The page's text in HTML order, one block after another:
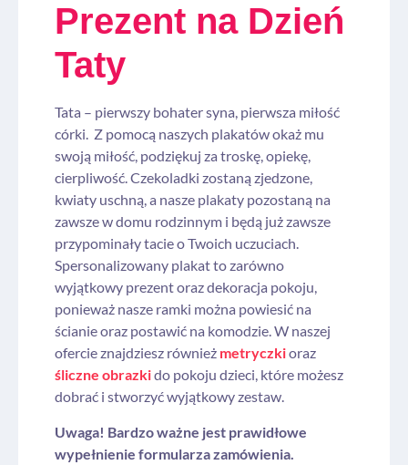
Prezent na Dzień
Taty
Tata – pierwszy bohater syna, pierwsza miłość
córki. Z pomocą naszych plakatów okaż mu
swoją miłość, podziękuj za troskę, opiekę,
cierpliwość. Czekoladki zostaną zjedzone,
kwiaty uschną, a nasze plakaty pozostaną na
zawsze w domu rodzinnym i będą już zawsze
przypominały tacie o Twoich uczuciach.
Spersonalizowany plakat to zarówno
wyjątkowy prezent oraz dekoracja pokoju,
ponieważ nasze ramki można powiesić na
ścianie oraz postawić na komodzie. W naszej
ofercie znajdziesz również metryczkioraz
śliczne obrazkido pokoju dzieci, które możesz
dobrać i stworzyć wyjątkowy zestaw.
Uwaga! Bardzo ważne jest prawidłowe
wypełnienie formularza zamówienia.